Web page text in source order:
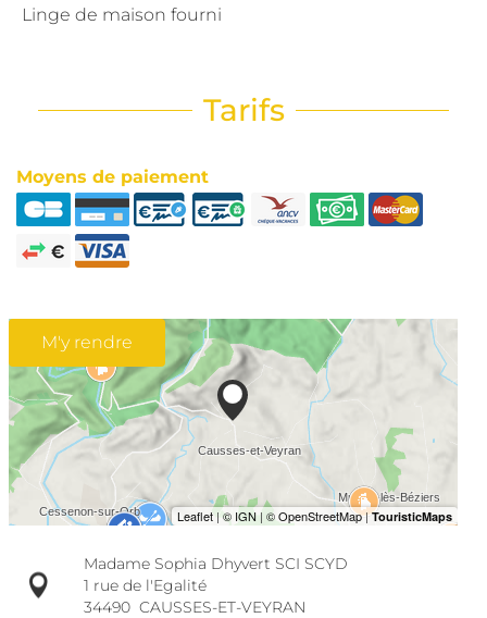
Linge de maison fourni
Tarifs
Moyens de paiement
M'y rendre
Madame Sophia Dhyvert SCI SCYD
1 rue de l'Egalité
34490 CAUSSES-ET-VEYRAN